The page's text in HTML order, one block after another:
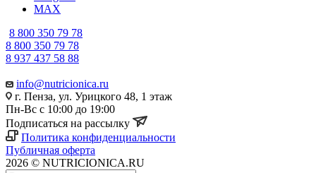
MAX
8 800 350 79 78
8 800 350 79 78
8 937 437 58 88
info@nutricionica.ru
г. Пенза, ул. Урицкого 48, 1 этаж
Пн-Вс с 10:00 до 19:00
Подписаться на рассылку
Политика конфиденциальности
Публичная оферта
2026 © NUTRICIONICA.RU